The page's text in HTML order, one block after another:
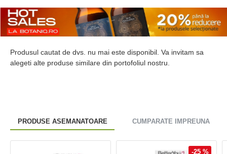
Produsul cautat de dvs. nu mai este disponibil. Va invitam sa
alegeti alte produse similare din portofoliul nostru.
PRODUSE ASEMANATOARE CUMPARATE IMPREUNA
-25 %